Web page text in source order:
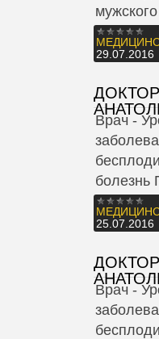
29.07.2016
Врач -
болезнь
25.07.2016
Врач -